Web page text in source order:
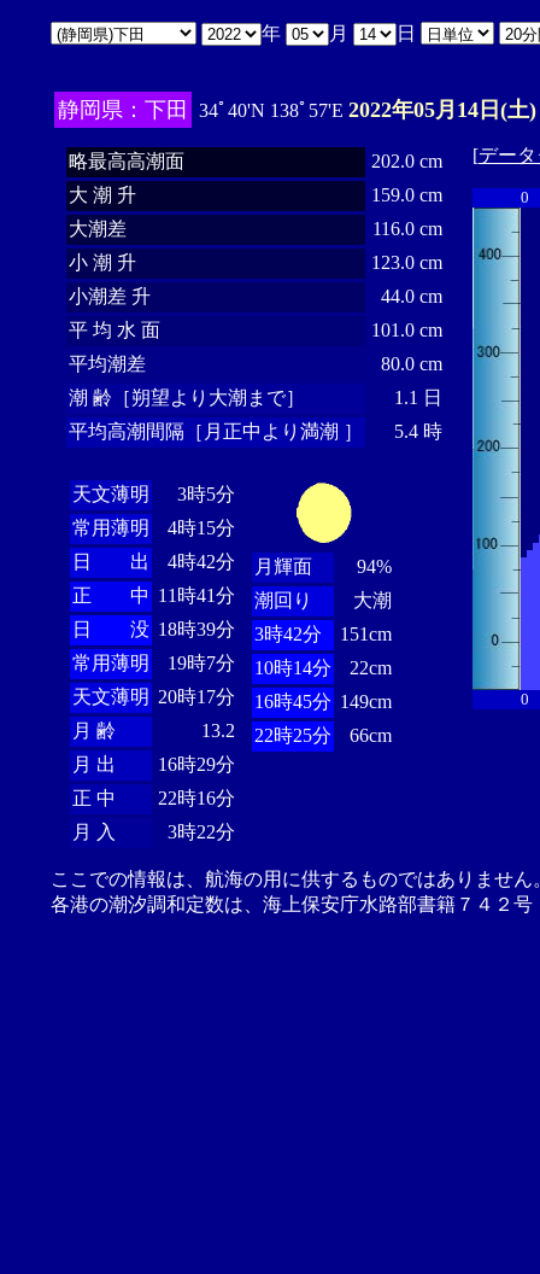
年 月 日
静岡県：下田 34ﾟ40'N 138ﾟ57'E 2022年05月14日(土)
略最高高潮面
202.0 cm
大 潮 升
159.0 cm
大潮差
116.0 cm
小 潮 升
123.0 cm
小潮差 升
44.0 cm
平 均 水 面
101.0 cm
平均潮差
80.0 cm
潮 齢［朔望より大潮まで］
1.1 日
平均高潮間隔［月正中より満潮 ］
5.4 時
天文薄明
3時5分
常用薄明
4時15分
日 出
4時42分
正 中 11時41分
日 没 18時39分
常用薄明
19時7分
天文薄明 20時17分
月 齢
13.2
月 出
16時29分
正 中
22時16分
月 入
3時22分
月輝面
94%
潮回り
大潮
3時42分
151cm
10時14分
22cm
16時45分 149cm
22時25分
66cm
[デー
0
0
ここでの情報は、航海の用に供するものではありませ
各港の潮汐調和定数は、海上保安庁水路部書籍７４２